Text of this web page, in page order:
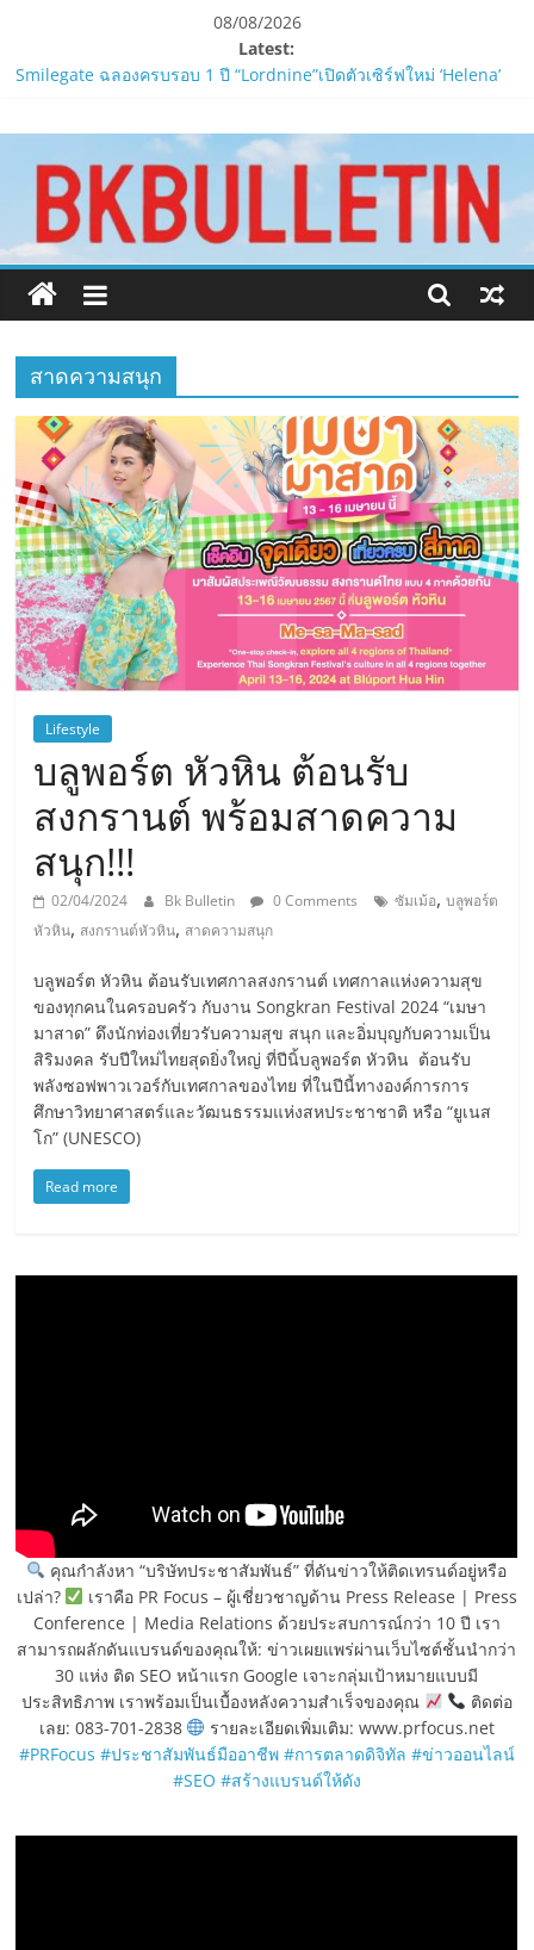
content
08/08/2026
Latest:
LORDNINE ครบรอบ 1 ปี! Smilegate เปิด “Helena” เซิร์ฟฯ ใหม่
พร้อมอาวุธเคียวและศึกกิลด์-PvP เดือดครึ่งปีหลัง 2026
บูสต์ EXP กระฉูด 50% พร้อมแจกซัมมอนสูงสุด 1,111 ครั้ง!
LORDNINE จัดศึกคนดังสายเกม ไทย ปะทะ ฟิลิปปินส์ใน “Rise of the
Tenth Lord”
PIPPER STANDARD® เปิดตัวแชมพูอาบน้ำ และ โฟมอาบแห้งสัตว์
เลี้ยง
ห้ามพลาด! Smilegate เปิดตัว ‘เฮเลนา’ เซิร์ฟเวอร์ใหม่ของ
LORDNINE 29 ก.ค. นี้
เสนอ
ข่าว
ครบ
ทุก
สาดความสนุก
Lifestyle
บลูพอร์ต หัวหิน ต้อนรับ
สงกรานต์ พร้อมสาดความ
สนุก!!!
02/04/2024 Bk Bulletin 0 Comments ซัมเม้อ,บลูพอร์ต
หัวหิน, สงกรานต์หัวหิน, สาดความสนุก
บลูพอร์ต หัวหิน ต้อนรับเทศกาลสงกรานต์ เทศกาลแห่งความสุข
ของทุกคนในครอบครัว กับงาน Songkran Festival 2024 “เมษา
มาสาด” ดึงนักท่องเที่ยวรับความสุข สนุก และอิ่มบุญกับความเป็น
สิริมงคล รับปีใหม่ไทยสุดยิ่งใหญ่ ที่ปีนิ้บลูพอร์ต หัวหิน ต้อนรับ
พลังซอฟพาวเวอร์กับเทศกาลของไทย ที่ในปีนี้ทางองค์การการ
ศึกษาวิทยาศาสตร์และวัฒนธรรมแห่งสหประชาชาติ หรือ “ยูเนส
โก” (UNESCO)
Read more
คุณกำลังหา “บริษัทประชาสัมพันธ์” ที่ดันข่าวให้ติดเทรนด์อยู่หรือ
เปล่า?
เราคือ PR Focus – ผู้เชี่ยวชาญด้าน Press Release | Press
Conference | Media Relations ด้วยประสบการณ์กว่า 10 ปี เรา
สามารถผลักดันแบรนด์ของคุณให้: ข่าวเผยแพร่ผ่านเว็บไซต์ชั้นนำกว่า
30 แห่ง ติด SEO หน้าแรก Google เจาะกลุ่มเป้าหมายแบบมี
ประสิทธิภาพ เราพร้อมเป็นเบื้องหลังความสำเร็จของคุณ
ติดต่อ
เลย: 083-701-2838
รายละเอียดเพิ่มเติม: www.prfocus.net
#PRFocus #ประชาสัมพันธ์มืออาชีพ #การตลาดดิจิทัล #ข่าวออนไลน์
#SEO #สร้างแบรนด์ให้ดัง